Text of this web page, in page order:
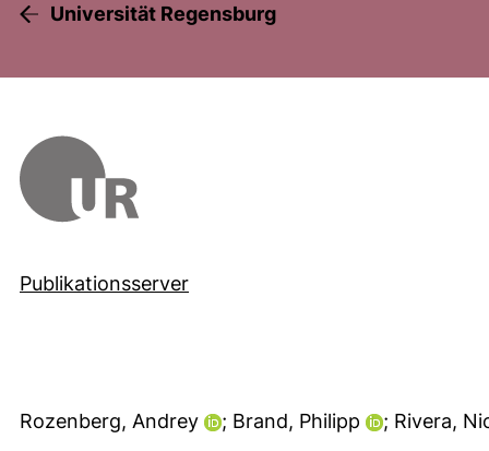
Universität Regensburg
Publikationsserver
Rozenberg, Andrey ; Brand, Philipp ; Rivera,